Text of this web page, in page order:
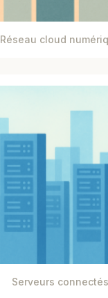
Réseau cloud
Serveurs connectés